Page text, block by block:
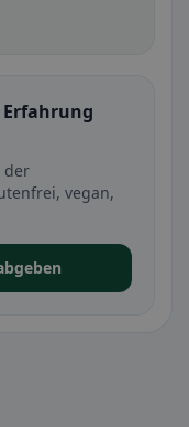
Erfahrung
der
vegan,